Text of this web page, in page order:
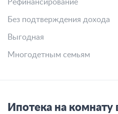
Рефинансирование
Без подтверждения дохода
Выгодная
Многодетным семьям
Ипотека на комнату